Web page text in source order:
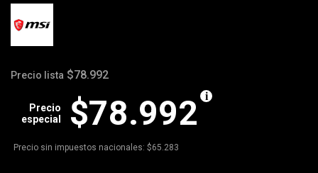
Precio lista $78.992
$78.992
Precio
especial
Precio sin impuestos nacionales: $65.283